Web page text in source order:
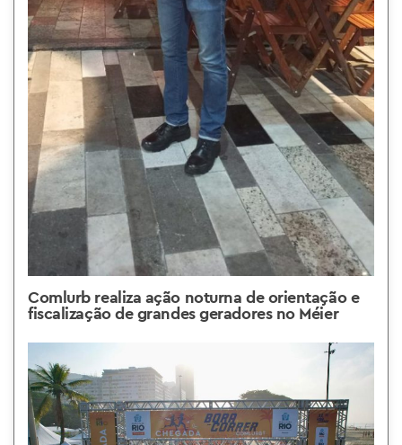
Comlurb realiza ação noturna de orientação e
fiscalização de grandes geradores no Méier